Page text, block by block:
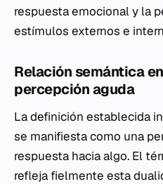
respuesta emocional y la
estímulos externos e
Relación semántica
percepción aguda
La definición establecida
se manifiesta como una
respuesta hacia algo. El
refleja fielmente esta